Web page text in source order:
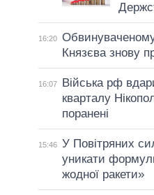
16:20
Князєва знову
16:07
Війська рф
кварталу
поранені
15:46 У Повітряних
уникати
жодної ракети»